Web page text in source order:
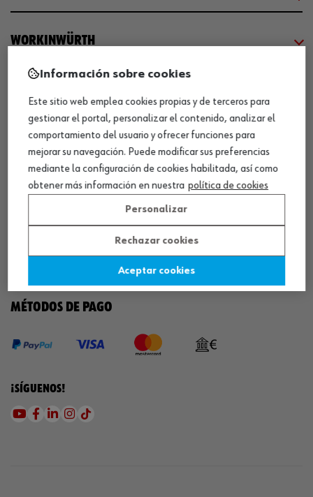
WORKINWÜRTH
¡WÜRTH EMPRESA SOLIDARIA!
¡DESCARGA NUESTRA APP!
MÉTODOS DE PAGO
¡SÍGUENOS!
Información sobre cookies
Este sitio web emplea cookies propias y de terceros para
gestionar el portal, personalizar el contenido, analizar el
comportamiento del usuario y ofrecer funciones para
mejorar su navegación. Puede modificar sus preferencias
mediante la configuración de cookies habilitada, así como
obtener más información en nuestra política de cookies
Personalizar
Rechazar cookies
Aceptar cookies